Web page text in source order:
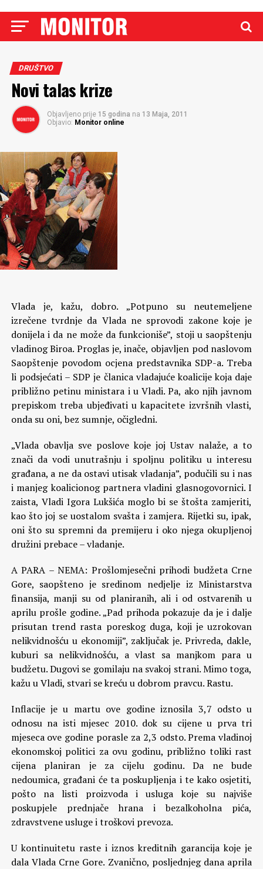
DRUŠTVO
Novi talas krize
Objavljeno prije 15 godina na 13 Maja, 2011
Objavio: Monitor online
Vlada je, kažu, dobro. „Potpuno su neutemeljene
izrečene tvrdnje da Vlada ne sprovodi zakone koje je
donijela i da ne može da funkcioniše”, stoji u saopštenju
vladinog Biroa. Proglas je, inače, objavljen pod naslovom
Saopštenje povodom ocjena predstavnika SDP-a. Treba
li podsjećati – SDP je članica vladajuće koalicije koja daje
približno petinu ministara i u Vladi. Pa, ako njih javnom
prepiskom treba ubjeđivati u kapacitete izvršnih vlasti,
onda su oni, bez sumnje, očigledni.
„Vlada obavlja sve poslove koje joj Ustav nalaže, a to
znači da vodi unutrašnju i spoljnu politiku u interesu
građana, a ne da ostavi utisak vladanja”, podučili su i nas
i manjeg koalicionog partnera vladini glasnogovornici. I
zaista, Vladi Igora Lukšića moglo bi se štošta zamjeriti,
kao što joj se uostalom svašta i zamjera. Rijetki su, ipak,
oni što su spremni da premijeru i oko njega okupljenoj
družini prebace – vladanje.
A PARA – NEMA: Prošlomjesečni prihodi budžeta Crne
Gore, saopšteno je sredinom nedjelje iz Ministarstva
finansija, manji su od planiranih, ali i od ostvarenih u
aprilu prošle godine. „Pad prihoda pokazuje da je i dalje
prisutan trend rasta poreskog duga, koji je uzrokovan
nelikvidnošću u ekonomiji”, zaključak je. Privreda, dakle,
kuburi sa nelikvidnošću, a vlast sa manjkom para u
budžetu. Dugovi se gomilaju na svakoj strani. Mimo toga,
kažu u Vladi, stvari se kreću u dobrom pravcu. Rastu.
Inflacije je u martu ove godine iznosila 3,7 odsto u
odnosu na isti mjesec 2010. dok su cijene u prva tri
mjeseca ove godine porasle za 2,3 odsto. Prema vladinoj
ekonomskoj politici za ovu godinu, približno toliki rast
cijena planiran je za cijelu godinu. Da ne bude
nedoumica, građani će ta poskupljenja i te kako osjetiti,
pošto na listi proizvoda i usluga koje su najviše
poskupjele prednjače hrana i bezalkoholna pića,
zdravstvene usluge i troškovi prevoza.
U kontinuitetu raste i iznos kreditnih garancija koje je
dala Vlada Crne Gore. Zvanično, posljednjeg dana aprila